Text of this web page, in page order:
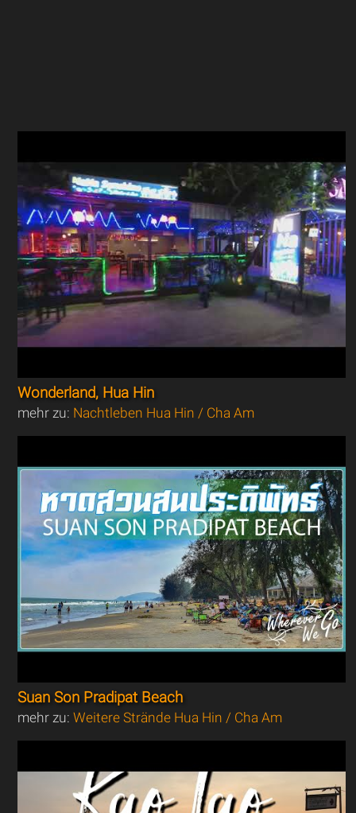
Wonderland, Hua Hin
mehr zu: Nachtleben Hua Hin / Cha Am
Suan Son Pradipat Beach
mehr zu:Weitere Strände Hua Hin / Cha Am